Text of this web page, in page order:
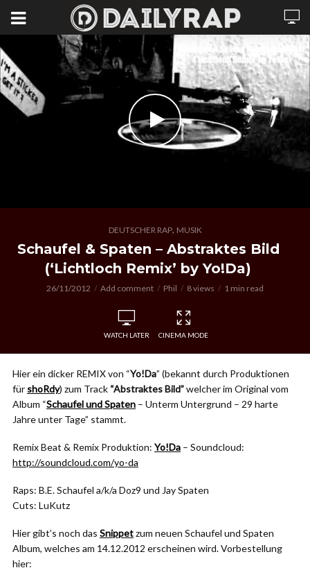
DEUTSCHER RAP, MUSIK
Schaufel & Spaten – Abstraktes Bild
(‘Lichtloch Remix’ by Yo!Da)
26/11/2012 Add comment Phil 8 views 1 min read
WATCH LATER CINEMA MODE
Hier ein dicker REMIX von “Yo!Da” (bekannt durch Produktionen
für shoRdy) zum Track “Abstraktes Bild”welcher im Original vom
Album “Schaufel und Spaten – Unterm Untergrund – 29 harte
Jahre unter Tage” stammt.
Remix Beat & Remix Produktion: Yo!Da – Soundcloud:
http://soundcloud.com/yo-da
Raps: B.E. Schaufel a/k/a Doz9 und Jay Spaten
Cuts: LuKutz
Hier gibt’s noch das Snippetzum neuen Schaufel und Spaten
Album, welches am 14.12.2012 erscheinen wird. Vorbestellung
hier: